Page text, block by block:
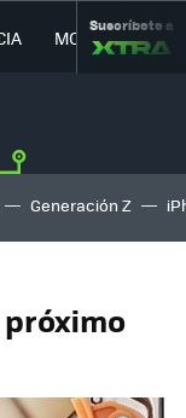
MOVILIDAD
Suscríbete a
Generación Z
próximo